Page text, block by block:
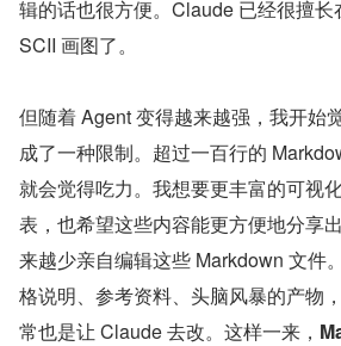
辑的话也很方便。Claude 已经很擅
SCII 画图了。
但随着 Agent 变得越来越强，我开始
成了一种限制。超过一百行的
就会觉得吃力。我想要更丰富的可视
表，也希望这些内容能更方便地分享
来越少亲自编辑这些 Markdown 文件
格说明、参考资料、头脑风暴的产物
常也是让 Claude 去改。这样一来，